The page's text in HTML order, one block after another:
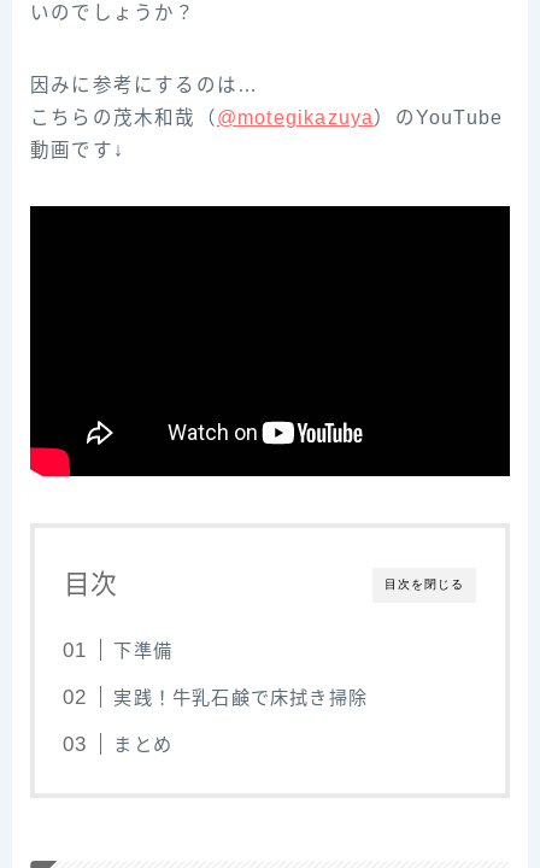
いのでしょうか？
因みに参考にするのは…
こちらの茂木和哉（ @motegikazuya）のYouTube
動画です↓
目次を閉じる
目次
下準備
実践！牛乳石鹸で床拭き掃除
まとめ